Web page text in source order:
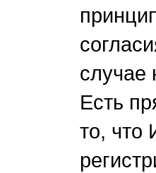
случае
Есть
то, что